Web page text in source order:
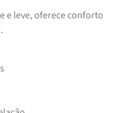
e leve, oferece conforto